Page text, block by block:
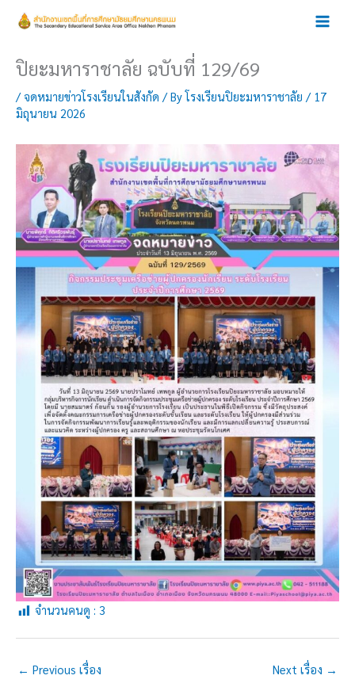
ปิยะมหาราชาลัย ฉบับที่ 129/69
/จดหมายข่าวโรงเรียนในสังกัด / Byโรงเรียนปิยะมหาราชาลัย / 17
มิถุนายน 2026
จำนวนคนดู : 3
← Previous เรื่อง Next เรื่อง →